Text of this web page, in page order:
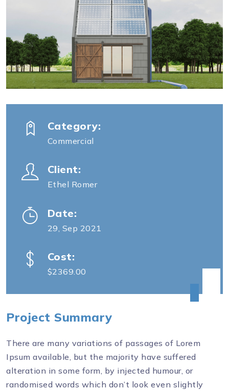
Category:
Commercial
Client:
Ethel Romer
Date:
29, Sep 2021
Cost:
$2369.00
Project Summary
There are many variations of passages of Lorem
Ipsum available, but the majority have suffered
alteration in some form, by injected humour, or
randomised words which don’t look even slightly